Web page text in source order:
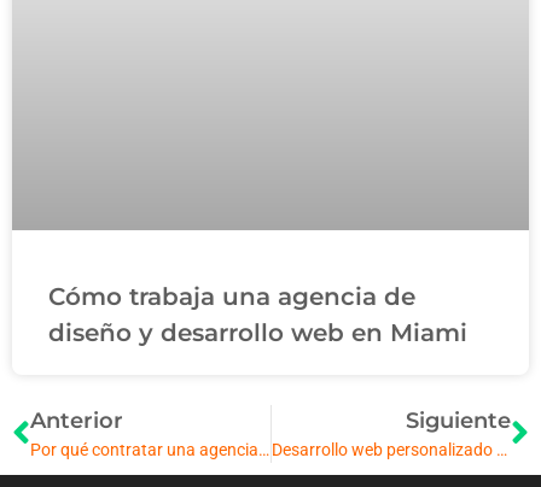
Cómo trabaja una agencia de
diseño y desarrollo web en Miami
Anterior
Por qué contratar una agencia de desarrollo web para empresas: 5 razones clave
Siguiente
Desarrollo web personalizado en Miami: aproveche las ventajas de un sitio web único